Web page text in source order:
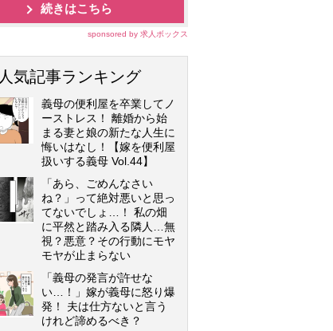
続きはこちら
sponsored by 求人ボックス
人気記事ランキング
義母の便利屋を卒業してノ
ーストレス！ 離婚から始
まる妻と娘の新たな人生に
悔いはなし！【嫁を便利屋
扱いする義母 Vol.44】
「あら、ごめんなさい
ね？」って絶対悪いと思っ
てないでしょ…！ 私の畑
に平然と踏み入る隣人…無
視？悪意？その行動にモヤ
モヤが止まらない
「義母の発言が許せな
い…！」嫁が義母に怒り爆
発！ 夫は仕方ないと言う
けれど諦めるべき？